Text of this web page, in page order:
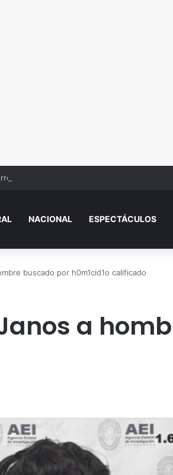
a mujer en el Santa Fe y
NACIONAL ESPECTÁCULOS
buscado por h0m1cid1o calificado
a